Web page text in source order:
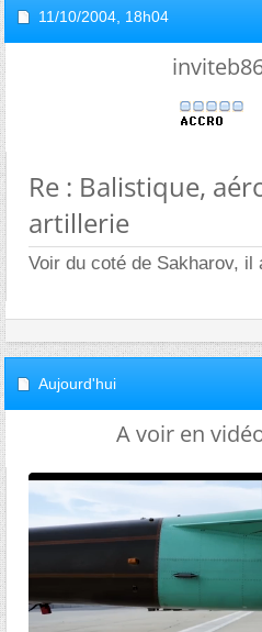
11/10/2004, 18h04
Re : Balistique,
artillerie
Voir du coté de Sakharov, il
Aujourd'hui
A voir en